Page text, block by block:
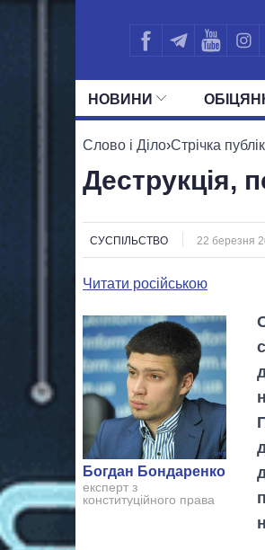
НОВИНИ
УСІ
Слово і Діло›Стрічка
Деструкція,
СУСПІЛЬСТВО 22 березня
Читати російською
Богдан Бондаренко
експерт з
конституційного права